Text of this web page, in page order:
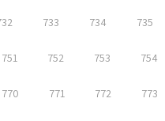
733 734 735
751 752 753 754
770 771 772 773